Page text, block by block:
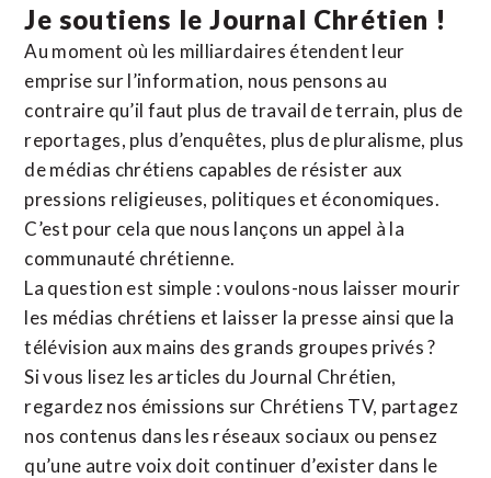
Je soutiens le Journal Chrétien !
Au moment où les milliardaires étendent leur
emprise sur l’information, nous pensons au
contraire qu’il faut plus de travail de terrain, plus de
reportages, plus d’enquêtes, plus de pluralisme, plus
de médias chrétiens capables de résister aux
pressions religieuses, politiques et économiques.
C’est pour cela que nous lançons un appel à la
communauté chrétienne.
La question est simple : voulons-nous laisser mourir
les médias chrétiens et laisser la presse ainsi que la
télévision aux mains des grands groupes privés ?
Si vous lisez les articles du Journal Chrétien,
regardez nos émissions sur Chrétiens TV, partagez
nos contenus dans les réseaux sociaux ou pensez
qu’une autre voix doit continuer d’exister dans le